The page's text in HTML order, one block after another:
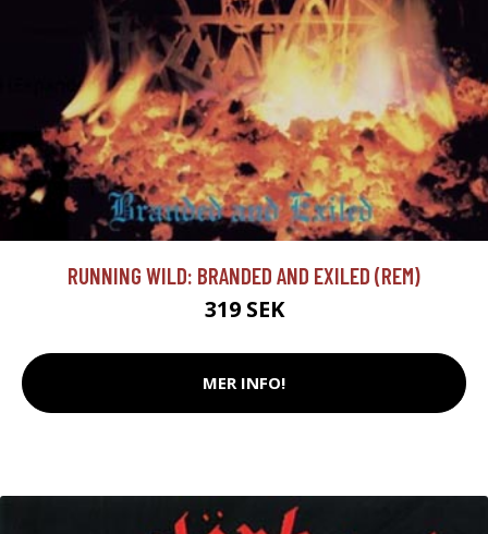
RUNNING WILD: BRANDED AND EXILED (REM)
319 SEK
MER INFO!